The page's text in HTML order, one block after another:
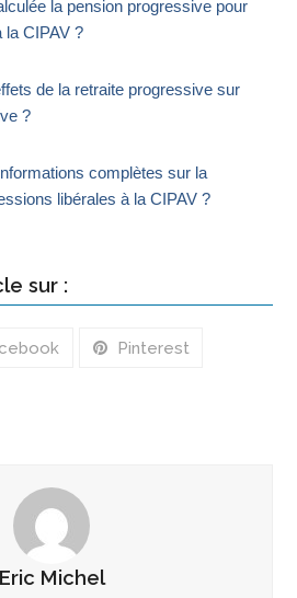
la pension progressive pour
la CIPAV ?
de la retraite progressive sur
?
complètes sur la
libérales à la CIPAV ?
sur :
Pinterest
Eric Michel